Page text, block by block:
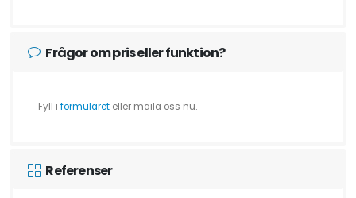
Frågor om pris eller funktion?
Fyll i formuläret eller maila oss nu.
Referenser